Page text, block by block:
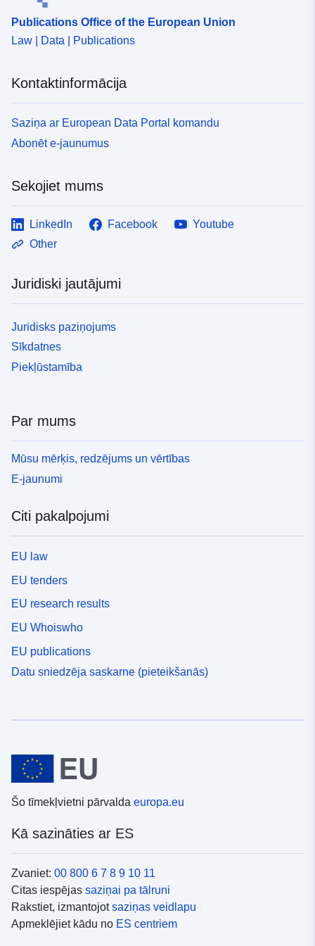
uriRef:
9c79-4995-8c42-5f8aded25d84
Publications Office of the European Union
Law | Data | Publications
Kontaktinformācija
Saziņa ar European Data Portal komandu
Abonēt e-jaunumus
Sekojiet mums
LinkedIn Facebook
Youtube
Other
Juridiski jautājumi
Juridisks paziņojums
Sīkdatnes
Piekļūstamība
Par mums
Mūsu mērķis, redzējums un vērtības
E-jaunumi
Citi pakalpojumi
EU law
EU tenders
EU research results
EU Whoiswho
EU publications
Datu sniedzēja saskarne (pieteikšanās)
Šo tīmekļvietni pārvalda europa.eu
Kā sazināties ar ES
Zvaniet: 00 800 6 7 8 9 10 11
Citas iespējas saziņai pa tālruni
Rakstiet, izmantojotsaziņas veidlapu
Apmeklējiet kādu no ES centriem